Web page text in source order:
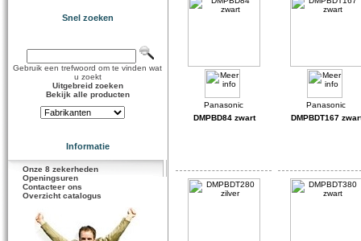
Snel zoeken
Gebruik een trefwoord om te vinden wat
u zoekt
Uitgebreid zoeken
Bekijk alle producten
Informatie
Onze 8 zekerheden
Openingsuren
Contacteer ons
Overzicht catalogus
DMPBD84 zwart DMPBDT167